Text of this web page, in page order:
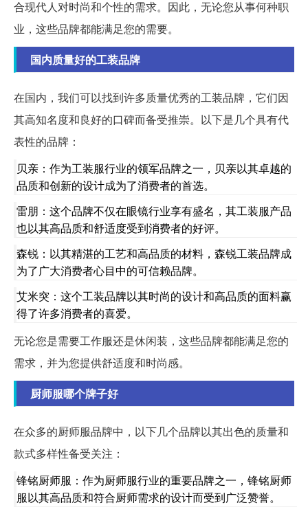
合现代人对时尚和个性的需求。因此，无论您从事何种职
业，这些品牌都能满足您的需要。
国内质量好的工装品牌
在国内，我们可以找到许多质量优秀的工装品牌，它们因
其高知名度和良好的口碑而备受推崇。以下是几个具有代
表性的品牌：
贝亲：作为工装服行业的领军品牌之一，贝亲以其卓越的
品质和创新的设计成为了消费者的首选。
雷朋：这个品牌不仅在眼镜行业享有盛名，其工装服产品
也以其高品质和舒适度受到消费者的好评。
森锐：以其精湛的工艺和高品质的材料，森锐工装品牌成
为了广大消费者心目中的可信赖品牌。
艾米突：这个工装品牌以其时尚的设计和高品质的面料赢
得了许多消费者的喜爱。
无论您是需要工作服还是休闲装，这些品牌都能满足您的
需求，并为您提供舒适度和时尚感。
厨师服哪个牌子好
在众多的厨师服品牌中，以下几个品牌以其出色的质量和
款式多样性备受关注：
锋铭厨师服：作为厨师服行业的重要品牌之一，锋铭厨师
服以其高品质和符合厨师需求的设计而受到广泛赞誉。